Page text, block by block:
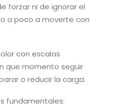
forzar ni de ignorar el
a poco a moverte con
con escalas
que momento seguir
o reducir la carga.
fundamentales: